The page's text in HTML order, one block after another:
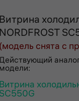
Витрина
NORDFROST
(модель снята с
модели:
Витрина
SC550G